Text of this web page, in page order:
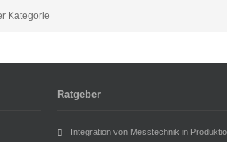
Kategorie
Ratgeber
Integration von Messtechnik in